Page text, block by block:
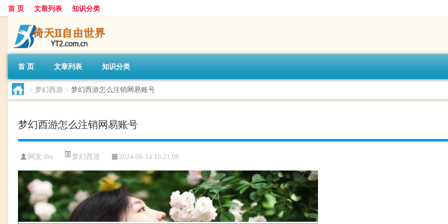
首 页 文章列表 知识分类
首 页 文章列表 知识分类
> 梦幻西游 > 梦幻西游怎么注销网易账号
梦幻西游怎么注销网易账号
网友: lhx 梦幻西游 2024-06-14 16:21:08